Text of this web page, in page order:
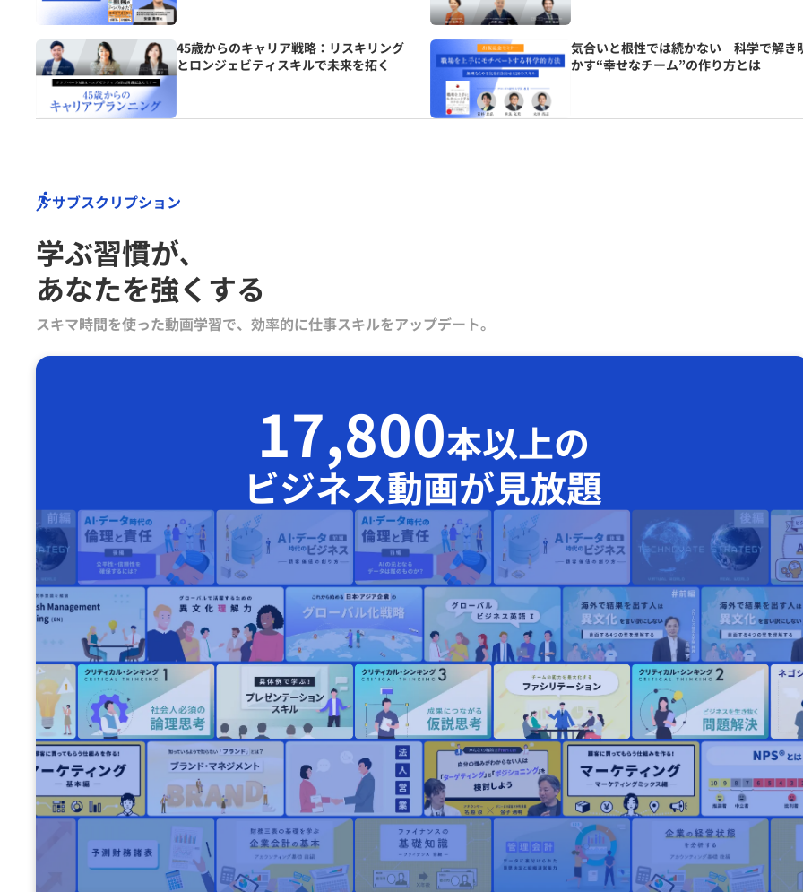
45歳からのキャリア戦略：リスキリング
とロンジェビティスキルで未来を拓く
気合いと根性では続かない 科学で解き
かす“幸せなチーム”の作り方とは
サブスクリプション
学ぶ習慣が､
あなたを強くする
スキマ時間を使った動画学習で、効率的に仕事スキルをアップデート。
17,800本以上の
ビジネス動画が見放題